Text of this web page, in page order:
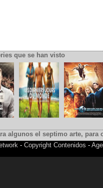
que se han visto
algunos el septimo arte,
- Copyright Contenidos -